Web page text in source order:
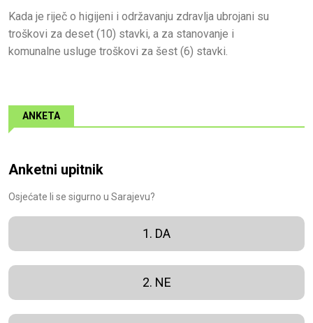
Kada je riječ o higijeni i održavanju zdravlja ubrojani su
troškovi za deset (10) stavki, a za stanovanje i
komunalne usluge troškovi za šest (6) stavki.
ANKETA
Anketni upitnik
Osjećate li se sigurno u Sarajevu?
1. DA
2. NE